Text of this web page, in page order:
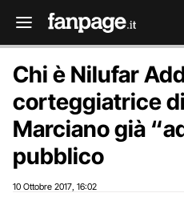
Chi è Nilufar
corteggiatrice
Marciano già
pubblico
10 Ottobre 2017 16:02